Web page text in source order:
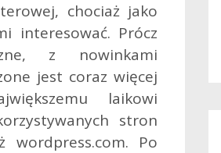
chociaż jako
interesować. Prócz
z nowinkami
jest coraz więcej
laikowi
stron
wordpress.com. Po